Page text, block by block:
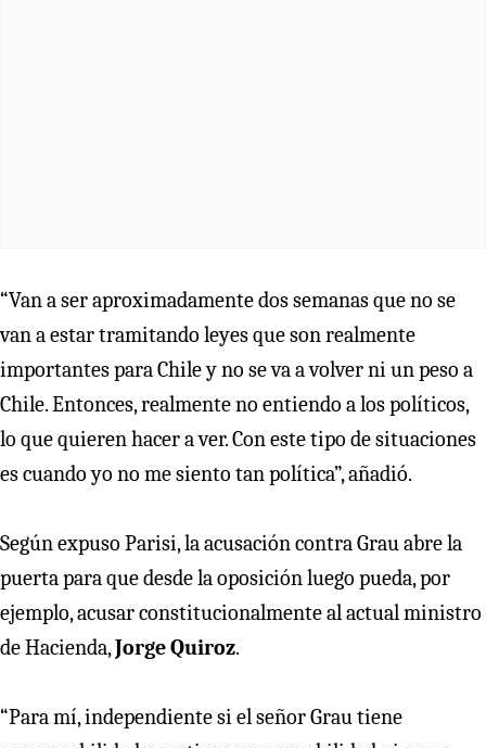
“Van a ser aproximadamente dos semanas que no se
van a estar tramitando leyes que son realmente
importantes para Chile y no se va a volver ni un peso a
Chile. Entonces, realmente no entiendo a los políticos,
lo que quieren hacer a ver. Con este tipo de situaciones
es cuando yo no me siento tan política”, añadió.
Según expuso Parisi, la acusación contra Grau abre la
puerta para que desde la oposición luego pueda, por
ejemplo, acusar constitucionalmente al actual ministro
de Hacienda,Jorge Quiroz.
“Para mí, independiente si el señor Grau tiene